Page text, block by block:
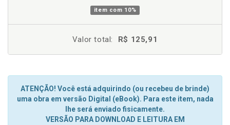
item com 10%
Valor total: R$ 125,91
ATENÇÃO! Você está adquirindo (ou recebeu de brinde)
uma obra em versão Digital (eBook). Para este item, nada
lhe será enviado fisicamente.
VERSÃO PARA DOWNLOAD E LEITURA EM